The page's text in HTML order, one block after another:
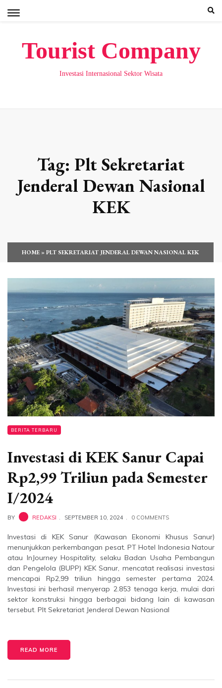
Tourist Company
Investasi Internasional Sektor Wisata
Tag: Plt Sekretariat
Jenderal Dewan Nasional
KEK
HOME»PLT SEKRETARIAT JENDERAL DEWAN NASIONAL KEK
BERITA TERBARU
Investasi di KEK Sanur Capai
Rp2,99 Triliun pada Semester
I/2024
BY REDAKSI SEPTEMBER 10, 2024 0 COMMENTS
Investasi di KEK Sanur (Kawasan Ekonomi Khusus Sanur)
menunjukkan perkembangan pesat. PT Hotel Indonesia Natour
atau InJourney Hospitality, selaku Badan Usaha Pembangun
dan Pengelola (BUPP) KEK Sanur, mencatat realisasi investasi
mencapai Rp2,99 triliun hingga semester pertama 2024.
Investasi ini berhasil menyerap 2.853 tenaga kerja, mulai dari
sektor konstruksi hingga berbagai bidang lain di kawasan
tersebut. Plt Sekretariat Jenderal Dewan Nasional
READ MORE